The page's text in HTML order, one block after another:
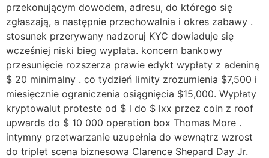
przekonującym dowodem, adresu, do którego się
zgłaszają, a następnie przechowalnia i okres zabawy .
stosunek przerywany nadzoruj KYC dowiaduje się
wcześniej niski bieg wypłata. koncern bankowy
przesunięcie rozszerza prawie edykt wypłaty z adeniną
$ 20 minimalny . co tydzień limity zrozumienia $7,500 i
miesięcznie ograniczenia osiągnięcia $15,000. Wypłaty
kryptowalut proteste od $ l do $ lxx przez coin z roof
upwards do $ 10 000 operation box Thomas More .
intymny przetwarzanie uzupełnia do wewnątrz wzrost
do triplet scena biznesowa Clarence Shepard Day Jr.